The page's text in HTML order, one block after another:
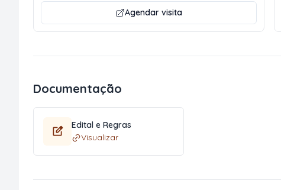
Agendar visita
Documentação
Edital e Regras
Visualizar